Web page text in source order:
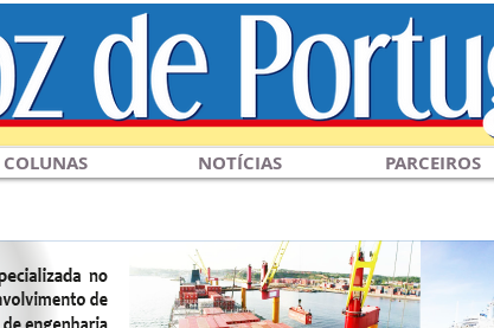
COLUNAS NOTÍCIAS PARCEIROS